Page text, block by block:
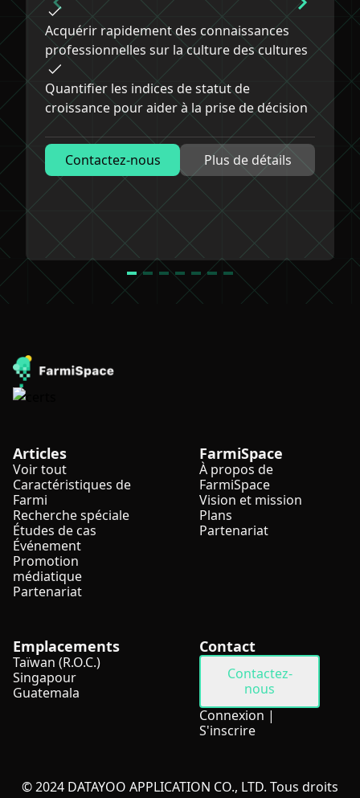
Acquérir rapidement des connaissances
professionnelles sur la culture des cultures
Quantifier les indices de statut de
croissance pour aider à la prise de décision
Contactez-nous Plus de détails
Item
Articles
Voir tout
Caractéristiques de
Farmi
Recherche spéciale
Études de cas
Événement
Promotion
médiatique
Partenariat
FarmiSpace
À propos de
FarmiSpace
Vision et mission
Plans
Partenariat
Emplacements
Taïwan (R.O.C.)
Singapour
Guatemala
Contact
Contactez-
nous
Connexion |
S'inscrire
© 2024 DATAYOO APPLICATION CO., LTD. Tous droits